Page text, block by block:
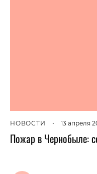
НОВОСТИ • 13 апреля
Пожар в Чернобыле: